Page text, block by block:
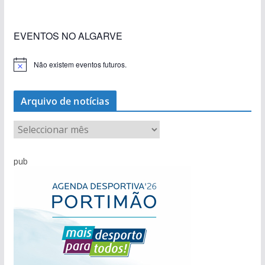
EVENTOS NO ALGARVE
Não existem eventos futuros.
Arquivo de notícias
r
pub